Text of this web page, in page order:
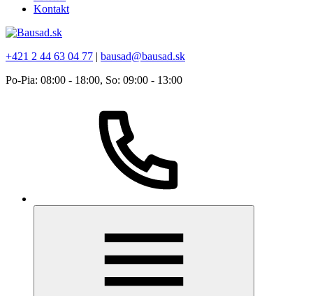
Kontakt
+421 2 44 63 04 77 | bausad@bausad.sk
Po-Pia: 08:00 - 18:00, So: 09:00 - 13:00